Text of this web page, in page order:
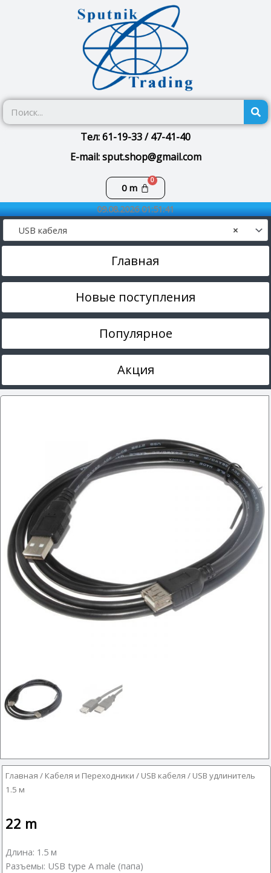
Тел: 61-19-33 / 47-41-40
E-mail: sput.shop@gmail.com
0m
Корзина
09.08.2026 01:51:41
×
USB кабеля
Главная
Новые поступления
Популярное
Акция
Главная / Кабеля и Переходники / USB кабеля / USB удлинитель
1.5 м
22 m
Длина: 1.5 м
Разъемы: USB type A male (папа)